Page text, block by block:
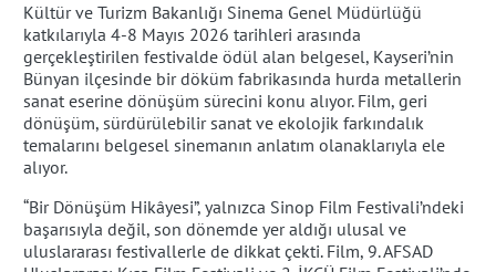
Kültür ve Turizm Bakanlığı Sinema Genel Müdürlüğü
katkılarıyla 4-8 Mayıs 2026 tarihleri arasında
gerçekleştirilen festivalde ödül alan belgesel, Kayseri’nin
Bünyan ilçesinde bir döküm fabrikasında hurda metallerin
sanat eserine dönüşüm sürecini konu alıyor. Film, geri
dönüşüm, sürdürülebilir sanat ve ekolojik farkındalık
temalarını belgesel sinemanın anlatım olanaklarıyla ele
alıyor.
“Bir Dönüşüm Hikâyesi”, yalnızca Sinop Film Festivali’ndeki
başarısıyla değil, son dönemde yer aldığı ulusal ve
uluslararası festivallerle de dikkat çekti. Film, 9. AFSAD